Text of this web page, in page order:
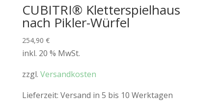
CUBITRI® Kletterspielhaus
nach Pikler-Würfel
254,90 €
inkl. 20 % MwSt.
zzgl. Versandkosten
Lieferzeit: Versand in 5 bis 10 Werktagen